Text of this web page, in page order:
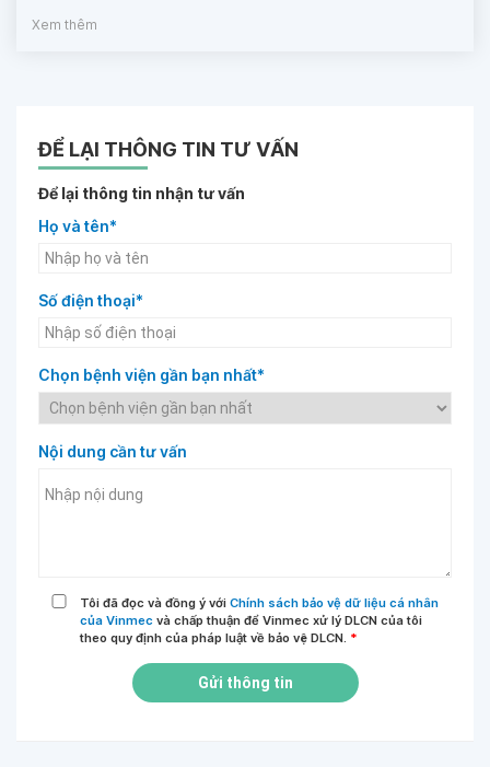
Xem thêm
ĐỂ LẠI THÔNG TIN TƯ VẤN
Để lại thông tin nhận tư vấn
Họ và tên*
Số điện thoại*
Chọn bệnh viện gần bạn nhất*
Nội dung cần tư vấn
Tôi đã đọc và đồng ý với Chính sách bảo vệ dữ liệu cá nhân
của Vinmec và chấp thuận để Vinmec xử lý DLCN của tôi
theo quy định của pháp luật về bảo vệ DLCN. *
Gửi thông tin